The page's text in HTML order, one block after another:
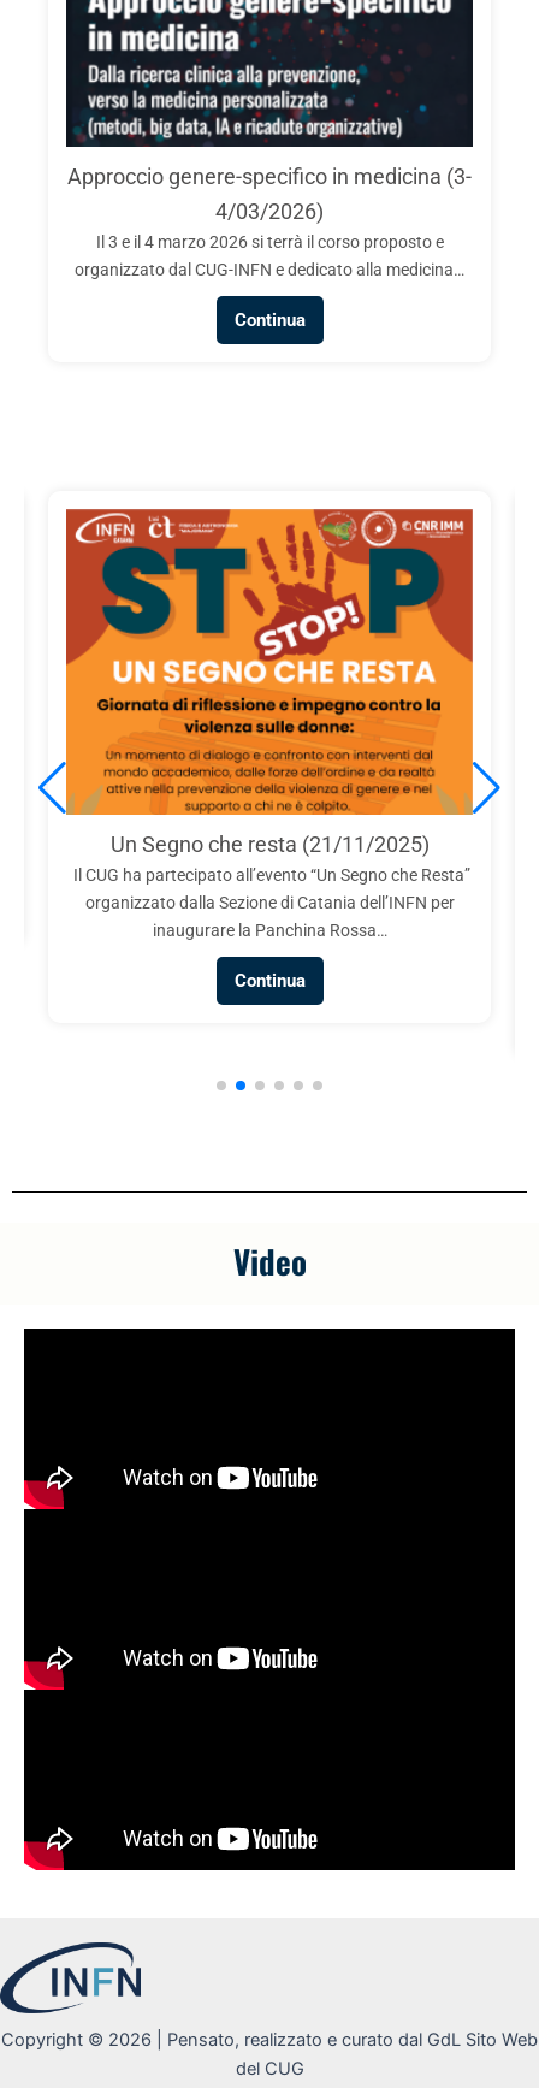
Approccio genere-specifico in medicina (3-
4/03/2026)
Il 3 e il 4 marzo 2026 si terrà il corso proposto e
organizzato dal CUG-INFN e dedicato alla medicina…
Continua
Un Segno che resta (21/11/2025)
Il CUG ha partecipato all’evento “Un Segno che Resta”
organizzato dalla Sezione di Catania dell’INFN per
inaugurare la Panchina Rossa…
Continua
Video
Copyright © 2026 | Pensato, realizzato e curato dal GdL Sito Web
del CUG